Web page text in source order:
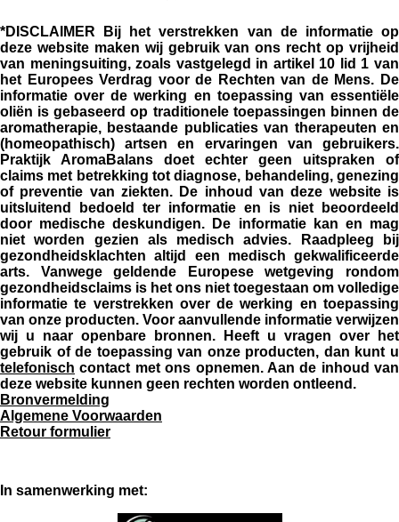
*DISCLAIMER
Bij het verstrekken van de informatie op
deze website maken wij gebruik van ons recht op vrijheid
van meningsuiting, zoals vastgelegd in artikel 10 lid 1 van
het Europees Verdrag voor de Rechten van de Mens. De
informatie over de werking en toepassing van essentiële
oliën is gebaseerd op traditionele toepassingen binnen de
aromatherapie, bestaande publicaties van therapeuten en
(homeopathisch) artsen en ervaringen van gebruikers.
Praktijk AromaBalans doet echter geen uitspraken of
claims met betrekking tot diagnose, behandeling, genezing
of preventie van ziekten. De inhoud van deze website is
uitsluitend bedoeld ter informatie en is niet beoordeeld
door medische deskundigen. De informatie kan en mag
niet worden gezien als medisch advies. Raadpleeg bij
gezondheidsklachten altijd een medisch gekwalificeerde
arts. Vanwege geldende Europese wetgeving rondom
gezondheidsclaims is het ons niet toegestaan om volledige
informatie te verstrekken over de werking en toepassing
van onze producten. Voor aanvullende informatie verwijzen
wij u naar openbare bronnen. Heeft u vragen over het
gebruik of de toepassing van onze producten, dan kunt u
telefonisch contact met ons opnemen. Aan de inhoud van
deze website kunnen geen rechten worden ontleend.
Bronvermelding
Algemene Voorwaarden
Retour formulier
In samenwerking met: